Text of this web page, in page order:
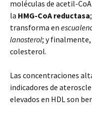
moléculas de acetil-
la HMG-CoA reductasa
transforma en
lanosterol; y
colesterol.
Las concentraciones
indicadores de
elevados en HDL son